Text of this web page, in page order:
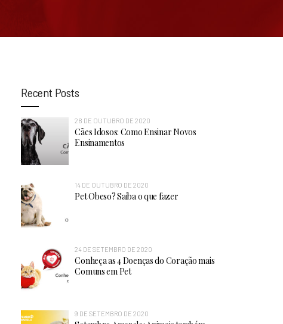
Recent Posts
28 DE OUTUBRO DE 2020
Cães Idosos: Como Ensinar Novos
Ensinamentos
14 DE OUTUBRO DE 2020
Pet Obeso? Saiba o que fazer
24 DE SETEMBRO DE 2020
Conheça as 4 Doenças do Coração mais
Comuns em Pet
9 DE SETEMBRO DE 2020